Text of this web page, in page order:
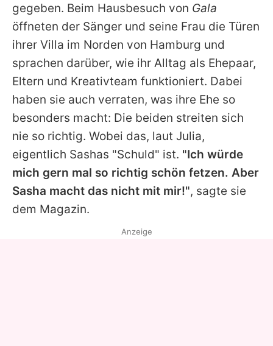
Nutzungsbedingungen
Utiq verwalten
gegeben. Beim Hausbesuch von Gala
öffneten der Sänger und seine Frau die Türen
ihrer Villa im Norden von Hamburg und
sprachen darüber, wie ihr Alltag als Ehepaar,
Eltern und Kreativteam funktioniert. Dabei
haben sie auch verraten, was ihre Ehe so
besonders macht: Die beiden streiten sich
nie so richtig. Wobei das, laut Julia,
eigentlich Sashas "Schuld" ist. "Ich würde
mich gern mal so richtig schön fetzen. Aber
Sasha macht das nicht mit mir!", sagte sie
dem Magazin.
Anzeige